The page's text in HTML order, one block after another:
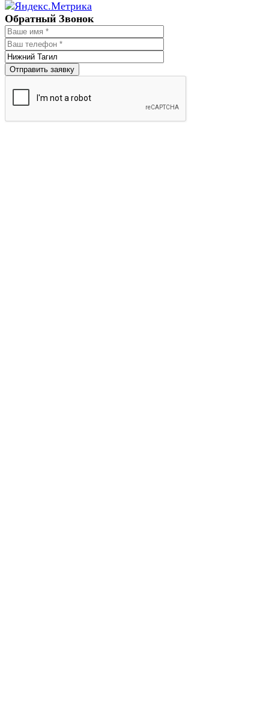
Обратный Звонок